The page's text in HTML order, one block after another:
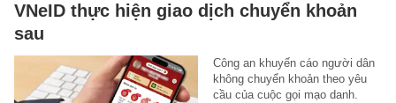
VNeID thực hiện giao dịch chuyển khoản
sau
Công an khuyến cáo người dân
không chuyển khoản theo yêu
cầu của cuộc gọi mạo danh.